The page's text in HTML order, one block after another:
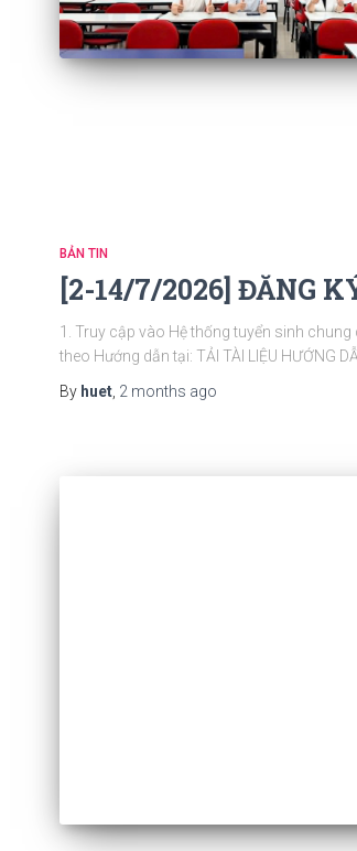
BẢN TIN
[2-14/7/2026] ĐĂNG
1. Truy cập vào Hệ thống tuyển sinh
theo Hướng dẫn tại: TẢI TÀI LIỆU HƯỚNG
By huet, 2 months ago